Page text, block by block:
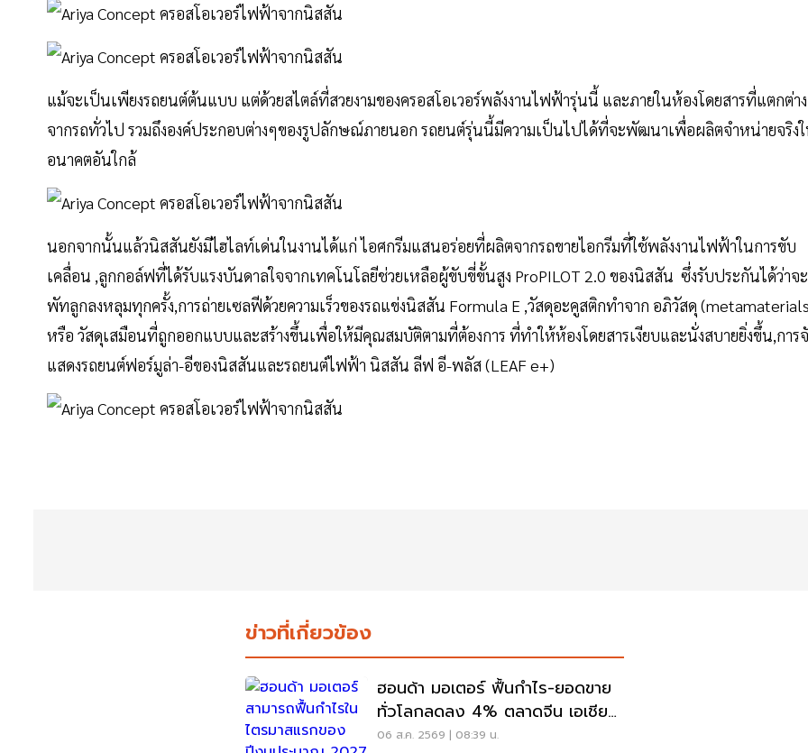
แม้จะเป็นเพียงรถยนต์ต้นแบบ แต่ด้วยสไตล์ที่สวยงามของครอสโอเวอร์พลังงานไฟฟ้ารุ่นนี้ และภายในห้องโดยสารที่แตกต่าง
จากรถทั่วไป รวมถึงองค์ประกอบต่างๆของรูปลักษณ์ภายนอก รถยนต์รุ่นนี้มีความเป็นไปได้ที่จะพัฒนาเพื่อผลิตจำหน่ายจริง
อนาคตอันใกล้
นอกจากนั้นแล้วนิสสันยังมีไฮไลท์เด่นในงานได้แก่ ไอศกรีมแสนอร่อยที่ผลิตจากรถขายไอกรีมที่ใช้พลังงานไฟฟ้าในการขับ
เคลื่อน ,ลูกกอล์ฟที่ได้รับแรงบันดาลใจจากเทคโนโลยีช่วยเหลือผู้ขับขี่ขั้นสูง ProPILOT 2.0 ของนิสสัน ซึ่งรับประกันได้ว่าจะ
พัทลูกลงหลุมทุกครั้ง,การถ่ายเซลฟีด้วยความเร็วของรถแข่งนิสสัน Formula E ,วัสดุอะคูสติกทำจาก อภิวัสดุ
หรือ วัสดุเสมือนที่ถูกออกแบบและสร้างขึ้นเพื่อให้มีคุณสมบัติตามที่ต้องการ ที่ทำให้ห้องโดยสารเงียบและนั่งสบายยิ่งขึ้น,การ
แสดงรถยนต์ฟอร์มูล่า-อีของนิสสันและรถยนต์ไฟฟ้า นิสสัน ลีฟ อี-พลัส (LEAF e+)
ข่าวที่เกี่ยวข้อง
ฮอนด้า มอเตอร์ ฟื้นกำไร-ยอดขาย
ทั่วโลกลดลง 4% ตลาดจีน เอเชีย
ร่วง
06 ส.ค. 2569 | 08:39 น.